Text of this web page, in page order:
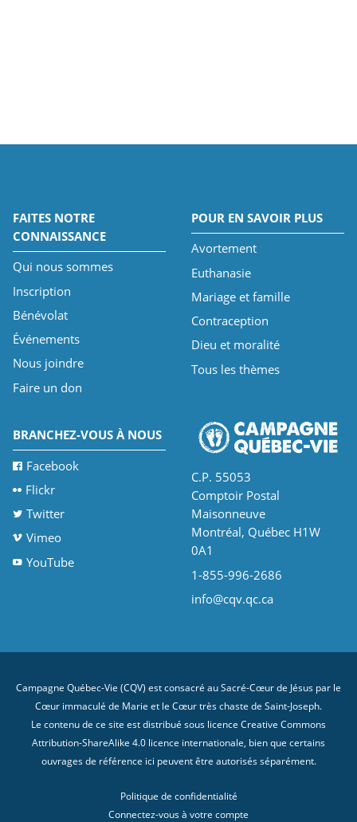
FAITES NOTRE
CONNAISSANCE
Qui nous sommes
Inscription
Bénévolat
Événements
Nous joindre
Faire un don
POUR EN SAVOIR PLUS
Avortement
Euthanasie
Mariage et famille
Contraception
Dieu et moralité
Tous les thèmes
BRANCHEZ-VOUS À NOUS
Facebook
Flickr
Twitter
Vimeo
YouTube
C.P. 55053
Comptoir Postal
Maisonneuve
Montréal, Québec H1W
0A1
1-855-996-2686
info@cqv.qc.ca
Campagne Québec-Vie (CQV) est consacré au Sacré-Cœur de Jésus par le
Cœur immaculé de Marie et le Cœur très chaste de Saint-Joseph.
Le contenu de ce site est distribué sous licence Creative Commons
Attribution-ShareAlike 4.0 licence internationale, bien que certains
ouvrages de référence ici peuvent être autorisés séparément.
Politique de confidentialité
Connectez-vous à votre compte